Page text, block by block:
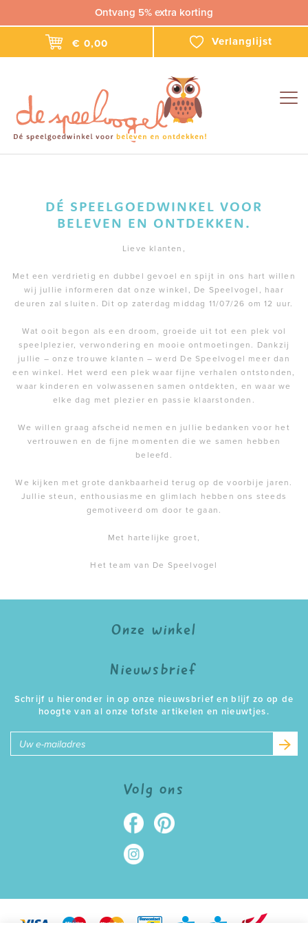
Ontvang 5% extra korting
€ 0,00 Verlanglijst
DÉ SPEELGOEDWINKEL VOOR
BELEVEN EN ONTDEKKEN.
Lieve klanten,
Met een verdrietig en dubbel gevoel en spijt in ons hart willen
wij jullie informeren dat onze winkel, De Speelvogel, haar
deuren zal sluiten. Dit op zaterdag middag 11/07/26 om 12 uur.
Wat ooit begon als een droom, groeide uit tot een plek vol
speelplezier, verwondering en mooie ontmoetingen. Dankzij
jullie – onze trouwe klanten – werd De Speelvogel meer dan
een winkel. Het werd een plek waar fijne verhalen ontstonden,
waar kinderen en volwassenen samen ontdekten, en waar we
elke dag met plezier en passie klaarstonden.
We willen graag afscheid nemen en jullie bedanken voor het
vertrouwen en de fijne momenten die we samen hebben
beleefd.
We kijken met grote dankbaarheid terug op de voorbije jaren.
Jullie steun, enthousiasme en glimlach hebben ons steeds
gemotiveerd om door te gaan.
Met hartelijke groet,
Het team van De Speelvogel
Onze winkel
Nieuwsbrief
Schrijf u hieronder in op onze nieuwsbrief en blijf zo op de
hoogte van al onze tofste artikelen en nieuwtjes.
Volg ons